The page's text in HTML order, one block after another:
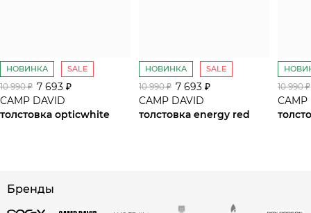
НОВИНКА SALE
10 990 ₽ 7 693 ₽
CAMP DAVID
толстовка opticwhite
НОВИНКА SALE
10 990 ₽ 7 693 ₽
CAMP DAVID
толстовка energy red
10 990 ₽
CAMP
Бренды